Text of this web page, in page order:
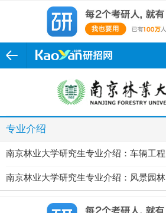
专业介绍
南京林业大学研究生专业介绍：车辆工程
南京林业大学研究生专业介绍：风景园林